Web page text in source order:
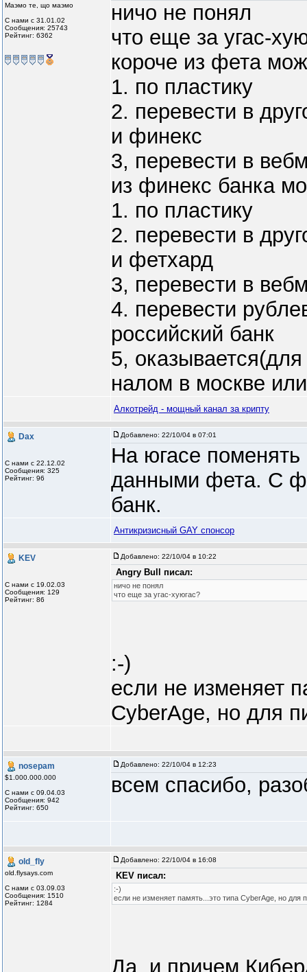
Маэмо те, що маэмо
С нами с 31.01.02
Сообщения: 25743
Рейтинг: 6362
ничо не понял
что еще за угас-
короче из фета
1. по пластику
2. перевести в
и финекс
3, перевести в
из финекс банка
1. по пластику
2. перевести в
и фетхард
3, перевести в
4. перевести
российский банк
5,
налом в москве
Алкотрейд - мощный канал за крипту
Dax
С нами с 22.12.02
Сообщения: 325
Рейтинг: 96
Добавлено: 22/10/04 в 07:01
На югасе
данными фета. С
банк.
Антикризисный GAY спонсор
KEV
С нами с 19.02.03
Сообщения: 129
Рейтинг: 86
Добавлено: 22/10/04 в 10:22
Angry Bull писал:
ничо не понял
что еще за угас-хуюгас?
:-)
если не изменяет
CyberAge, но для
nosepam
$1.000.000.000
С нами с 09.04.03
Сообщения: 942
Рейтинг: 650
Добавлено: 22/10/04 в 12:23
всем спасибо,
old_fly
old.flysays.com
С нами с 03.09.03
Сообщения: 1510
Рейтинг: 1284
Добавлено: 22/10/04 в 16:08
KEV писал:
:-)
если не изменяет память...это типа CyberAge, но для
Да, и причем